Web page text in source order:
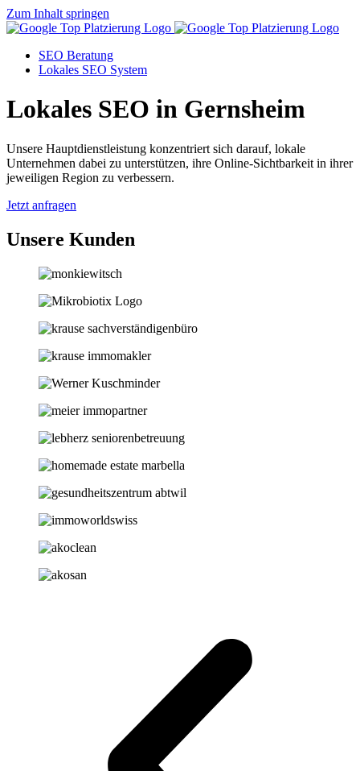
Zum Inhalt springen
SEO Beratung
Lokales SEO System
Lokales SEO in Gernsheim
Unsere Hauptdienstleistung konzentriert sich darauf, lokale
Unternehmen dabei zu unterstützen, ihre Online-Sichtbarkeit in ihrer
jeweiligen Region zu verbessern.
Jetzt anfragen
Unsere Kunden